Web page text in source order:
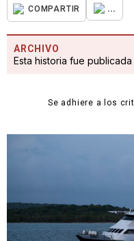
COMPARTIR ...
ARCHIVO
Esta historia fue
Se adhiere a los